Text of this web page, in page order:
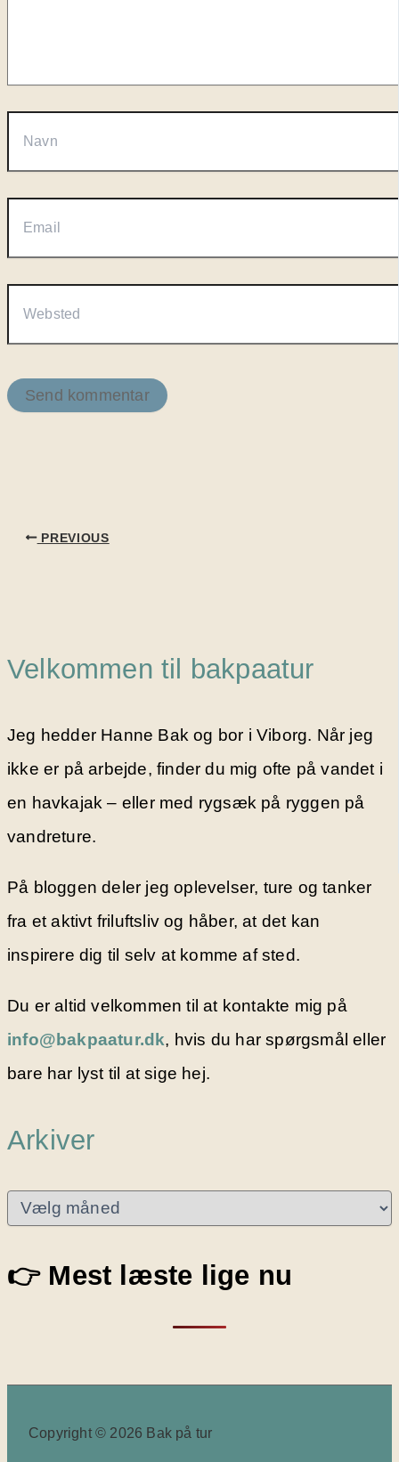
PREVIOUS
Velkommen til bakpaatur
Jeg hedder Hanne Bak og bor i Viborg. Når jeg
ikke er på arbejde, finder du mig ofte på vandet i
en havkajak – eller med rygsæk på ryggen på
vandreture.
På bloggen deler jeg oplevelser, ture og tanker
fra et aktivt friluftsliv og håber, at det kan
inspirere dig til selv at komme af sted.
Du er altid velkommen til at kontakte mig på
info@bakpaatur.dk, hvis du har spørgsmål eller
bare har lyst til at sige hej.
Arkiver
v
e
👉 Mest læste lige nu
Copyright © 2026 Bak på tur